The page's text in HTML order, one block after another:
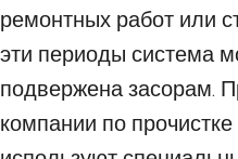
ремонтных работ или
эти периоды система
подвержена засорам.
компании по